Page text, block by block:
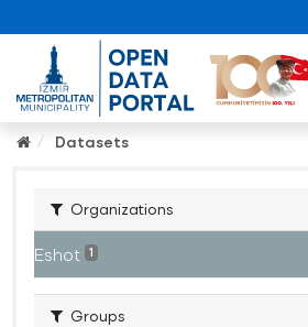
Datasets
Organizations
Eshot 1
Groups